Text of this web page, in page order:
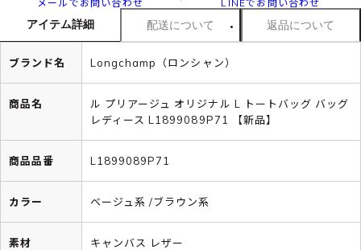
メールでお問い合わせ LINEでお問い合わせ
アイテム詳細 配送について 返品について
ブランド名 Longchamp（ロンシャン）
商品名
ル プリアージュ オリジナル L トートバッグ バッグ
レディース L1899089P71 【新品】
商品品番 L1899089P71
カラー ベージュ系 /ブラウン系
素材 キャンバス レザー